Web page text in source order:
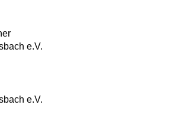
e.V.
e.V.